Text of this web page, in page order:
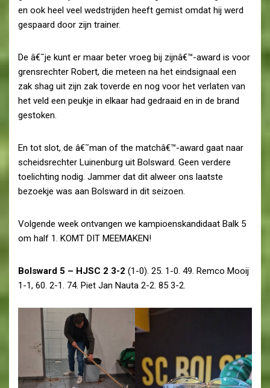
en ook heel veel wedstrijden heeft gemist omdat hij werd
gespaard door zijn trainer.
De â€˜je kunt er maar beter vroeg bij zijnâ€™-award is voor
grensrechter Robert, die meteen na het eindsignaal een
zak shag uit zijn zak toverde en nog voor het verlaten van
het veld een peukje in elkaar had gedraaid en in de brand
gestoken.
En tot slot, de â€˜man of the matchâ€™-award gaat naar
scheidsrechter Luinenburg uit Bolsward. Geen verdere
toelichting nodig. Jammer dat dit alweer ons laatste
bezoekje was aan Bolsward in dit seizoen.
Volgende week ontvangen we kampioenskandidaat Balk 5
om half 1. KOMT DIT MEEMAKEN!
Bolsward 5 – HJSC 2 3-2 (1-0). 25. 1-0. 49. Remco Mooij
1-1, 60. 2-1. 74. Piet Jan Nauta 2-2. 85 3-2.